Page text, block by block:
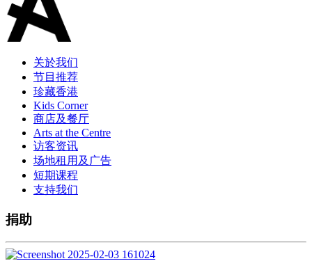
关於我们
节目推荐
珍藏香港
Kids Corner
商店及餐厅
Arts at the Centre
访客资讯
场地租用及广告
短期课程
支持我们
捐助